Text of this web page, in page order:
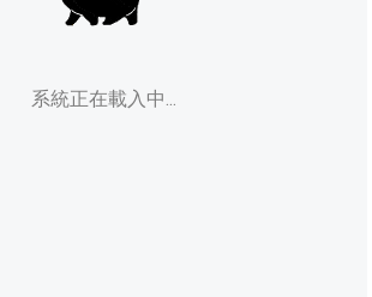
系統正在載入中...